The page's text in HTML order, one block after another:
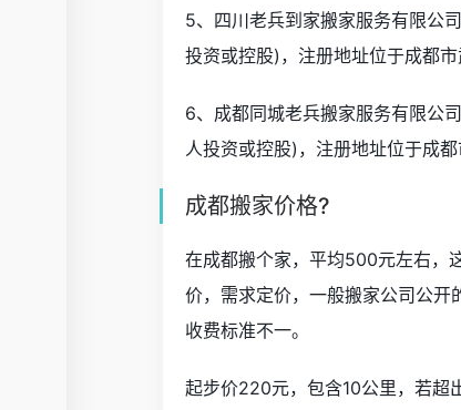
5、四川老兵到家搬家服务有限公
投资或控股)，注册地址位于成都
6、成都同城老兵搬家服务有限公
人投资或控股)，注册地址位于成
成都搬家价格?
在成都搬个家，平均500元左右，
价，需求定价，一般搬家公司公开
收费标准不一。
起步价220元，包含10公里，若超